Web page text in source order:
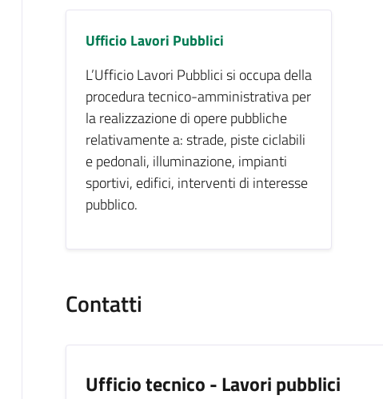
Ufficio Lavori Pubblici
L’Ufficio Lavori Pubblici si occupa della
procedura tecnico-amministrativa per
la realizzazione di opere pubbliche
relativamente a: strade, piste ciclabili
e pedonali, illuminazione, impianti
sportivi, edifici, interventi di interesse
pubblico.
Contatti
Ufficio tecnico - Lavori pubblici